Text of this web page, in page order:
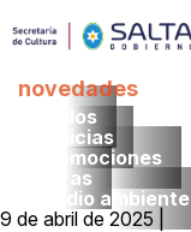
novedades
Todos
noticias
promociones
obras
medio ambiente
9 de abril de 2025 |